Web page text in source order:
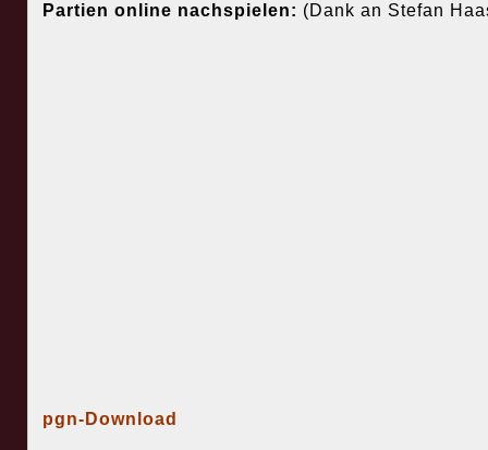
Partien online nachspielen: (Dank an Stefan
pgn-Download